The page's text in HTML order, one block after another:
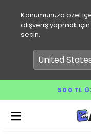
Konumunuza özel
alışveriş yapmak
seçin.
500 TL